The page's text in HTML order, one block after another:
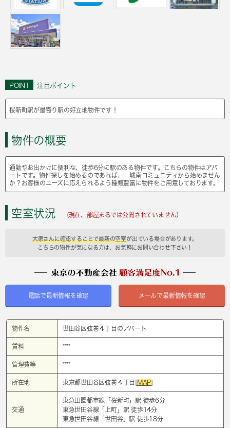
POINT 注目ポイント
桜新町駅が最寄り駅の好立地物件です！
物件の概要
通勤やお出かけに便利な、徒歩6分に駅のある物件です。こちらの物件はアパ
ートです。物件探しを始めるのであれば、 城南コミュニティから始めません
か？お客様のニーズに応えられるよう種類豊富に物件をご用意しております。
空室状況 (現在、部屋まるでは公開されていません）
大家さんに確認することで最新の空室が出ている場合があります。
こちらの物件が気になる方は、お気軽にお問い合わせ下さい！
電話で最新情報を確認 メールで最新情報を確認
物件名 世田谷区弦巻４丁目のアパート
賃料 ****
管理費等 ****
所在地 東京都世田谷区弦巻４丁目[MAP]
交通
東急田園都市線「桜新町」駅 徒歩6分
東急世田谷線「
上町」駅 徒歩14分
東急世田谷線「世田谷」駅 徒歩18分